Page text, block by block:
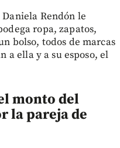
Rendón le
ropa, zapatos,
bolso, todos de marcas
a ella y a su esposo, el
monto del
la pareja de